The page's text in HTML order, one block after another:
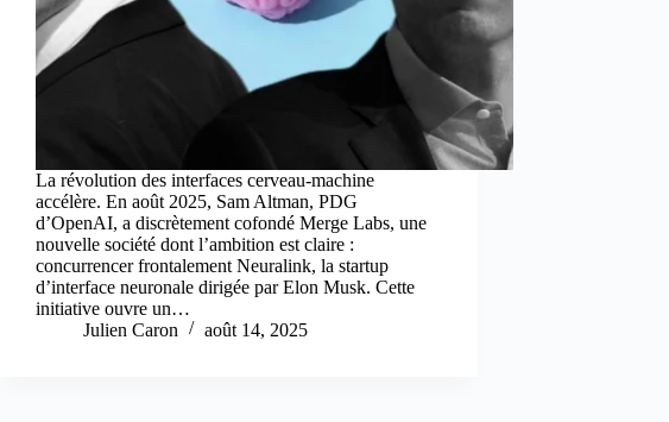
La révolution des interfaces cerveau-machine
accélère. En août 2025, Sam Altman, PDG
d’OpenAI, a discrètement cofondé Merge Labs, une
nouvelle société dont l’ambition est claire :
concurrencer frontalement Neuralink, la startup
d’interface neuronale dirigée par Elon Musk. Cette
initiative ouvre un…
Julien Caron
août 14, 2025